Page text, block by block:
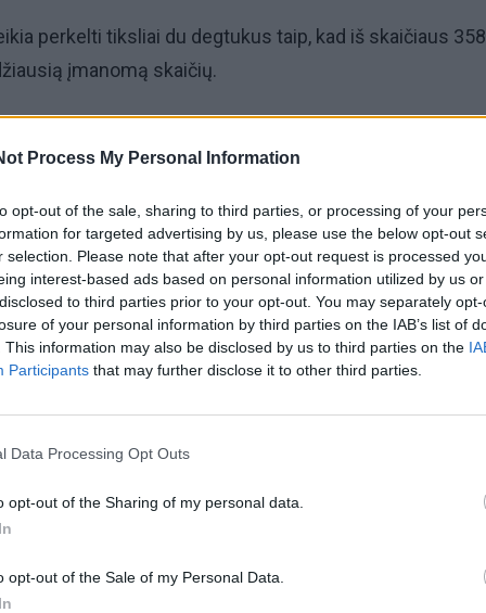
Process My Personal Information
opt-out of the sale, sharing to third parties, or processing of your
for targeted advertising by us, please use the below opt-out
selection. Please note that after your opt-out request is processed
interest-based ads based on personal information utilized by us
to third parties prior to your opt-out. You may separately
of your personal information by third parties on the IAB’s list of
This information may also be disclosed by us to third parties on the
Participants that may further disclose it to other third parties.
Data Processing Opt Outs
opt-out of the Sharing of my personal data.
opt-out of the Sale of my Personal Data.
perkelti tiksliai du degtukus taip, kad iš skaičiaus 358
įmanomą skaičių.
arba 8 devynetu. Tačiau svarbiausia yra ne tiesiog
užduotį patys. Nesububėkite žiūrėti atsakymo:
dalis prasideda būtent tada, kai atrodo, jog visi